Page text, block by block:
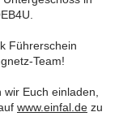
Führerschein
Team!
Euch einladen,
www.einfal.de zu